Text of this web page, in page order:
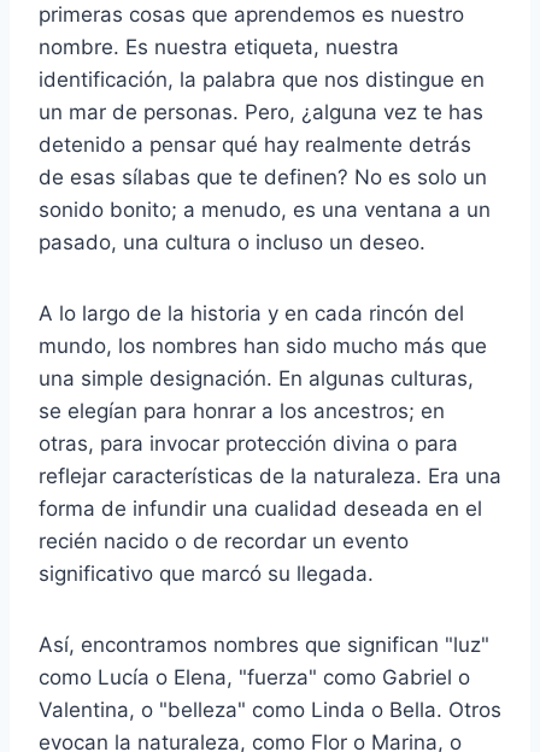
primeras cosas que aprendemos es nuestro
nombre. Es nuestra etiqueta, nuestra
identificación, la palabra que nos distingue en
un mar de personas. Pero, ¿alguna vez te has
detenido a pensar qué hay realmente detrás
de esas sílabas que te definen? No es solo un
sonido bonito; a menudo, es una ventana a un
pasado, una cultura o incluso un deseo.
A lo largo de la historia y en cada rincón del
mundo, los nombres han sido mucho más que
una simple designación. En algunas culturas,
se elegían para honrar a los ancestros; en
otras, para invocar protección divina o para
reflejar características de la naturaleza. Era una
forma de infundir una cualidad deseada en el
recién nacido o de recordar un evento
significativo que marcó su llegada.
Así, encontramos nombres que significan "luz"
como Lucía o Elena, "fuerza" como Gabriel o
Valentina, o "belleza" como Linda o Bella. Otros
evocan la naturaleza, como Flor o Marina, o